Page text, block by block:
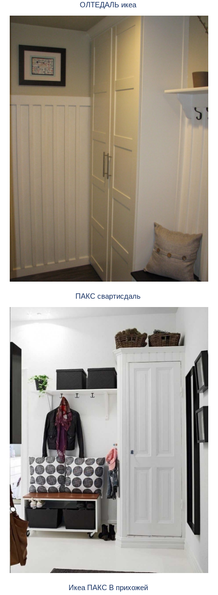
ОЛТЕДАЛЬ икеа
ПАКС свартисдаль
Икеа ПАКС В прихожей